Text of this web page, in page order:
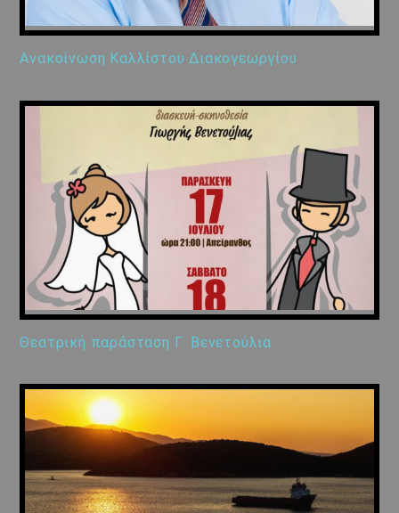
Ανακοίνωση Καλλίστου Διακογεωργίου
Θεατρική παράσταση Γ. Βενετούλια